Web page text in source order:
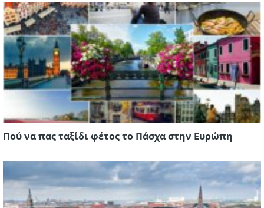
Πού να πας ταξίδι φέτος το Πάσχα στην Ευρώπη